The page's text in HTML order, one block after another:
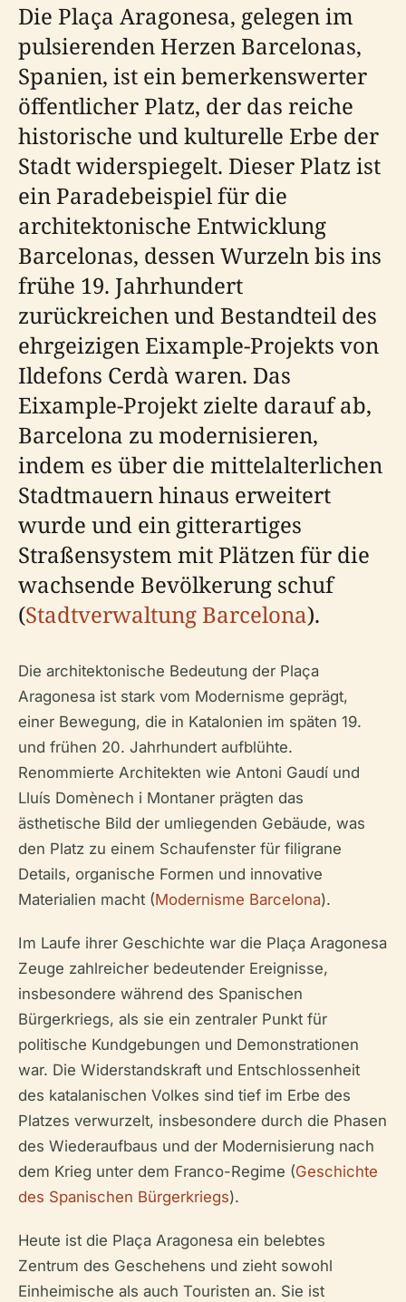
Die Plaça Aragonesa, gelegen im
pulsierenden Herzen Barcelonas,
Spanien, ist ein bemerkenswerter
öffentlicher Platz, der das reiche
historische und kulturelle Erbe der
Stadt widerspiegelt. Dieser Platz ist
ein Paradebeispiel für die
architektonische Entwicklung
Barcelonas, dessen Wurzeln bis ins
frühe 19. Jahrhundert
zurückreichen und Bestandteil des
ehrgeizigen Eixample-Projekts von
Ildefons Cerdà waren. Das
Eixample-Projekt zielte darauf ab,
Barcelona zu modernisieren,
indem es über die mittelalterlichen
Stadtmauern hinaus erweitert
wurde und ein gitterartiges
Straßensystem mit Plätzen für die
wachsende Bevölkerung schuf
(Stadtverwaltung Barcelona).
Die architektonische Bedeutung der Plaça
Aragonesa ist stark vom Modernisme geprägt,
einer Bewegung, die in Katalonien im späten 19.
und frühen 20. Jahrhundert aufblühte.
Renommierte Architekten wie Antoni Gaudí und
Lluís Domènech i Montaner prägten das
ästhetische Bild der umliegenden Gebäude, was
den Platz zu einem Schaufenster für filigrane
Details, organische Formen und innovative
Materialien macht (Modernisme Barcelona).
Im Laufe ihrer Geschichte war die Plaça Aragonesa
Zeuge zahlreicher bedeutender Ereignisse,
insbesondere während des Spanischen
Bürgerkriegs, als sie ein zentraler Punkt für
politische Kundgebungen und Demonstrationen
war. Die Widerstandskraft und Entschlossenheit
des katalanischen Volkes sind tief im Erbe des
Platzes verwurzelt, insbesondere durch die Phasen
des Wiederaufbaus und der Modernisierung nach
dem Krieg unter dem Franco-Regime (Geschichte
des Spanischen Bürgerkriegs).
Heute ist die Plaça Aragonesa ein belebtes
Zentrum des Geschehens und zieht sowohl
Einheimische als auch Touristen an. Sie ist